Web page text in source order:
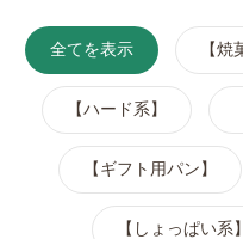
全てを表示 【焼
【ハード系】
【ギフト用パン】
【しょっぱい系】